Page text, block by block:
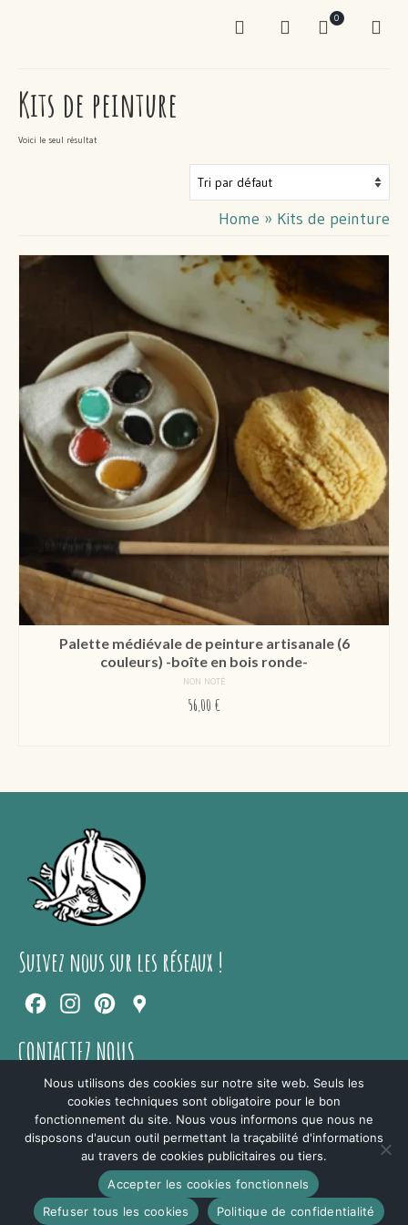
0
Kits de peinture
Voici le seul résultat
Home » Kits de peinture
Palette médiévale de peinture artisanale (6
couleurs) -boîte en bois ronde-
NON NOTÉ
56,00 €
Suivez nous sur les réseaux !
FacebookInstagramPinterest
CONTACTEZ NOUS
par téléphone au07.89.31.49.84 de 9h à 18h
Ou via notre formulaire de contact.
Politique de confidentialité Mentions légales
Conditions générales de vente livraison Plan du site Contactez nous
© 2026 Ars Mirabilis
Nous utilisons des cookies sur notre site web. Seuls les
cookies techniques sont obligatoire pour le bon
fonctionnement du site. Nous vous informons que nous ne
disposons d'aucun outil permettant la traçabilité d'informations
au travers de cookies publicitaires ou tiers.
Accepter les cookies fonctionnels
Refuser tous les cookies
Politique de confidentialité